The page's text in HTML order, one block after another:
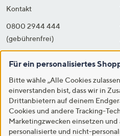
Kontakt
0800 2944 444
(gebührenfrei)
Lieferanten
Produktrückruf
Für ein personalisiertes
Bitte wähle „Alle Cookies
einverstanden bist, dass wir in
Drittanbietern auf deinem
Cookies und andere Tracking-
Marketingzwecken einsetzen
personalisierte und nicht-